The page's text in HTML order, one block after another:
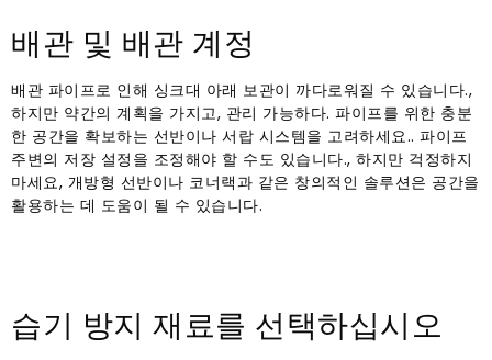
배관 및 배관 계정
배관 파이프로 인해 싱크대 아래 보관이 까다로워질 수 있습니다.,
하지만 약간의 계획을 가지고, 관리 가능하다. 파이프를 위한 충분
한 공간을 확보하는 선반이나 서랍 시스템을 고려하세요.. 파이프
주변의 저장 설정을 조정해야 할 수도 있습니다., 하지만 걱정하지
마세요, 개방형 선반이나 코너랙과 같은 창의적인 솔루션은 공간을
활용하는 데 도움이 될 수 있습니다.
습기 방지 재료를 선택하십시오